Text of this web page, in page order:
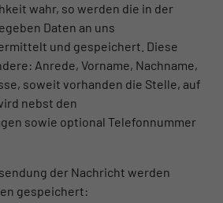
wahr, so werden die in der
Daten an uns
und gespeichert. Diese
Anrede, Vorname, Nachname,
soweit vorhanden die Stelle, auf
nebst den
sowie optional Telefonnummer
der Nachricht werden
gespeichert: